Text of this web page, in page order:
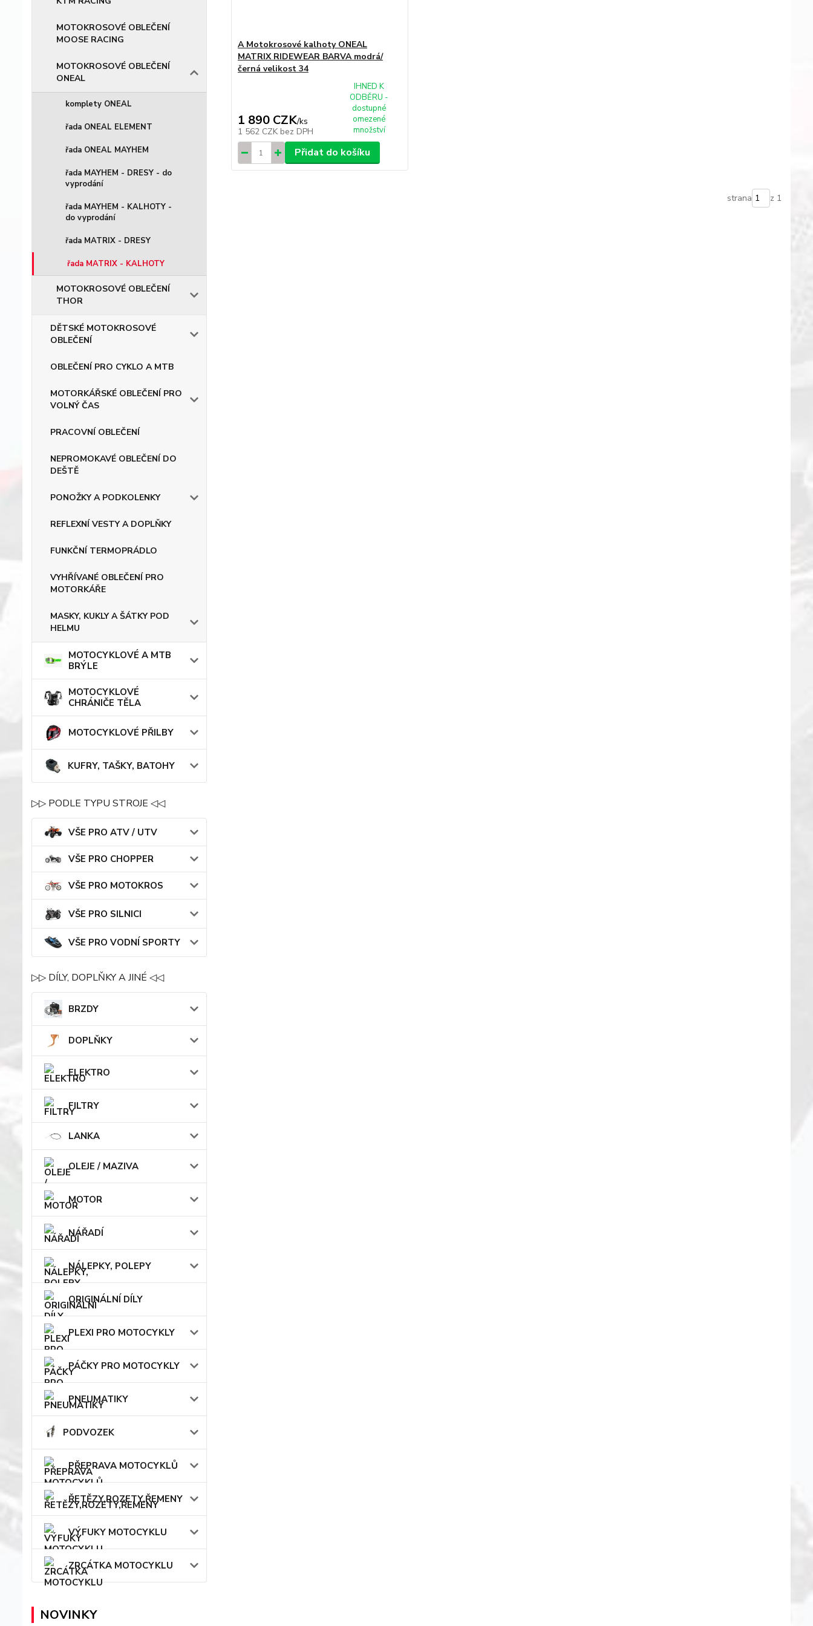
MOTOKROSOVÉ OBLEČENÍ
MOOSE RACING
MOTOKROSOVÉ OBLEČENÍ
ONEAL
komplety ONEAL
řada ONEAL ELEMENT
řada ONEAL MAYHEM
řada MAYHEM - DRESY - do
vyprodání
řada MAYHEM - KALHOTY -
do vyprodání
řada MATRIX - DRESY
řada MATRIX - KALHOTY
MOTOKROSOVÉ OBLEČENÍ
THOR
DĚTSKÉ MOTOKROSOVÉ
OBLEČENÍ
OBLEČENÍ PRO CYKLO A MTB
MOTORKÁŘSKÉ OBLEČENÍ PRO
VOLNÝ ČAS
PRACOVNÍ OBLEČENÍ
NEPROMOKAVÉ OBLEČENÍ DO
DEŠTĚ
PONOŽKY A PODKOLENKY
REFLEXNÍ VESTY A DOPLŇKY
FUNKČNÍ TERMOPRÁDLO
VYHŘÍVANÉ OBLEČENÍ PRO
MOTORKÁŘE
MASKY, KUKLY A ŠÁTKY POD
HELMU
MOTOCYKLOVÉ A MTB
BRÝLE
MOTOCYKLOVÉ
CHRÁNIČE TĚLA
MOTOCYKLOVÉ PŘILBY
KUFRY, TAŠKY, BATOHY
▷▷ PODLE TYPU STROJE ◁◁
VŠE PRO ATV / UTV
VŠE PRO CHOPPER
VŠE PRO MOTOKROS
VŠE PRO SILNICI
VŠE PRO VODNÍ SPORTY
▷▷ DÍLY, DOPLŇKY A JINÉ ◁◁
BRZDY
DOPLŇKY
ELEKTRO
FILTRY
LANKA
OLEJE / MAZIVA
MOTOR
NÁŘADÍ
NÁLEPKY, POLEPY
ORIGINÁLNÍ DÍLY
PLEXI PRO MOTOCYKLY
PÁČKY PRO MOTOCYKLY
PNEUMATIKY
PODVOZEK
PŘEPRAVA MOTOCYKLŮ
ŘETĚZY,ROZETY,ŘEMENY
VÝFUKY MOTOCYKLU
ZRCÁTKA MOTOCYKLU
NOVINKY
A Motokrosové kalhoty ONEAL
MATRIX RIDEWEAR BARVA modrá/
černá velikost 34
1 890 CZK/ks
1 562 CZK bez DPH
IHNED K
ODBĚRU -
dostupné
omezené
množství
Přidat do košíku
strana z 1